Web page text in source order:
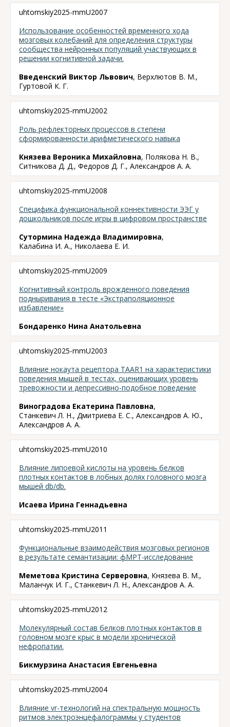
uhtomskiy2025-mmU2007
Использование особенностей временного хода
мозговых колебаний для определения структуры
сообщества нейронных популяций участвующих в
решении когнитивной задачи.
Введенский Виктор Львович, Верхлютов В. М.,
Гуртовой К. Г.
uhtomskiy2025-mmU2002
Роль рефлекторных процессов в степени
сформированности арифметического навыка
Князева Вероника Михайловна, Полякова Н. В.,
Ситникова Д. Д., Федоров Д. Г., Александров А. А.
uhtomskiy2025-mmU2008
Cпецифика функциональной коннективности ЭЭГ у
дошкольников после игры в цифровом пространстве
Сутормина Надежда Владимировна,
Калабина И. А., Николаева Е. И.
uhtomskiy2025-mmU2009
Когнитивный контроль врожденного поведения
подныривания в тесте «Экстраполяционное
избавление»
Бондаренко Нина Анатольевна
uhtomskiy2025-mmU2003
Влияние нокаута рецептора TAAR1 на характеристики
поведения мышей в тестах, оценивающих уровень
тревожности и депрессивно-подобное поведение
Виноградова Екатерина Павловна,
Станкевич Л. Н., Дмитриева Е. С., Александров А. Ю.,
Александров А. А.
uhtomskiy2025-mmU2010
Влияние липоевой кислоты на уровень белков
плотных контактов в лобных долях головного мозга
мышей db/db.
Исаева Ирина Геннадьевна
uhtomskiy2025-mmU2011
Функциональные взаимодействия мозговых регионов
в результате семантизации: фМРТ-исследование
Меметова Кристина Серверовна, Князева В. М.,
Маланчук И. Г., Станкевич Л. Н., Александров А. А.
uhtomskiy2025-mmU2012
Молекулярный состав белков плотных контактов в
головном мозге крыс в модели хронической
нефропатии.
Бикмурзина Анастасия Евгеньевна
uhtomskiy2025-mmU2004
Влияние vr-технологий на спектральную мощность
ритмов электроэнцефалограммы у студентов